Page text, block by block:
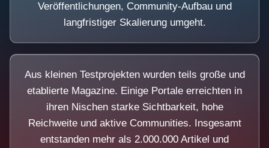
Veröffentlichungen, Community-Aufbau und
langfristiger Skalierung umgeht.
Aus kleinen Testprojekten wurden teils große und
etablierte Magazine. Einige Portale erreichten in
ihren Nischen starke Sichtbarkeit, hohe
Reichweite und aktive Communities. Insgesamt
entstanden mehr als 2.000.000 Artikel und